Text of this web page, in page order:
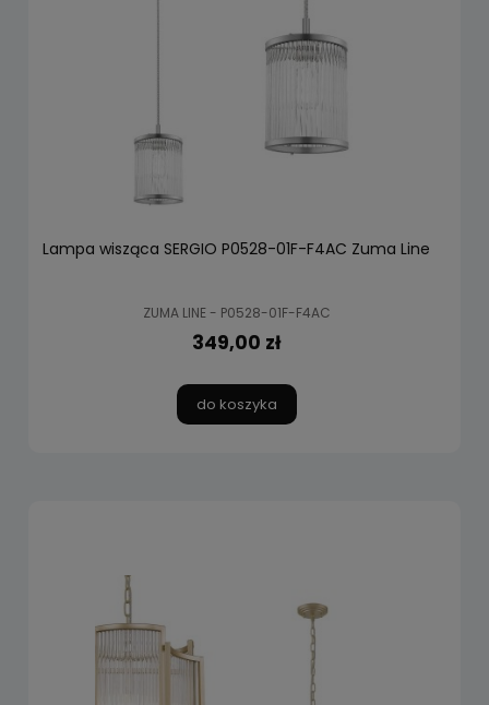
Lampa wisząca SERGIO P0528-01F-F4AC Zuma Line
ZUMA LINE - P0528-01F-F4AC
349,00 zł
do koszyka